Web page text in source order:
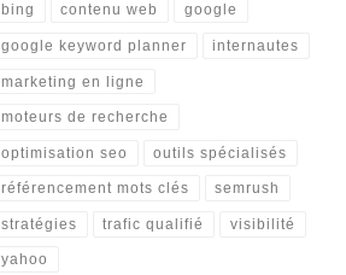
bing contenu web google
google keyword planner internautes
marketing en ligne
moteurs de recherche
optimisation seo outils spécialisés
référencement mots clés semrush
stratégies trafic qualifié visibilité
yahoo